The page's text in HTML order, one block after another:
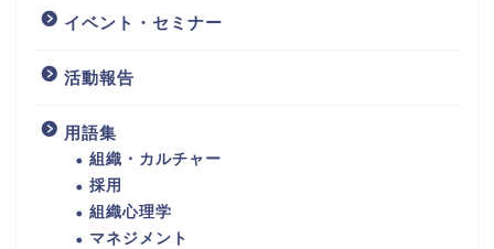
イベント・セミナー
活動報告
用語集
組織・カルチャー
採用
組織心理学
マネジメント